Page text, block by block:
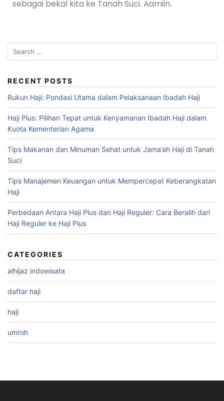
sebagai bekal kita ke Tanah Suci. Aamiin.
RECENT POSTS
Rukun Haji: Pondasi Utama dalam Pelaksanaan Ibadah Haji
Haji Plus: Pilihan Tepat untuk Kenyamanan Ibadah Haji dalam
Kuota Kementerian Agama
Tips Makanan dan Minuman Sehat untuk Jama’ah Haji di Tanah
Suci
Tips Manajemen Keuangan untuk Mempercepat Keberangkatan
Haji
Perbedaan Antara Haji Plus dan Haji Reguler: Cara Beralih dari
Haji Reguler ke Haji Plus
CATEGORIES
alhijaz indowisata
daftar haji
haji
umroh